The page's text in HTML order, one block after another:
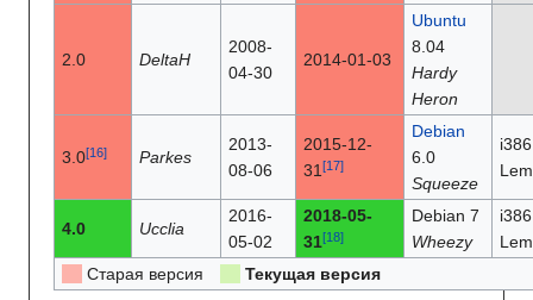
2.0 DeltaH
2008-
04-30
2014-01-03
Ubuntu
8.04
Hardy
Heron
3.0 Parkes
2013-
08-06
2015-12-
31
Debian
6.0
Squeeze
4.0 Ucclia
2016-
05-02
2018-05-
31
Debian 7
Wheezy
Старая версия
Текущая версия